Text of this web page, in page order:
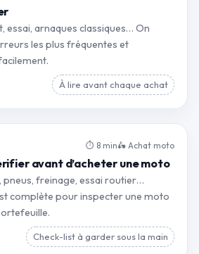
essai, arnaques classiques… On
les plus fréquentes et
À lire avant chaque achat
⏱ 8 min🛵 Achat moto
avant d’acheter une moto
pneus, freinage, essai routier…
complète pour inspecter une moto
Check-list à garder sous la main